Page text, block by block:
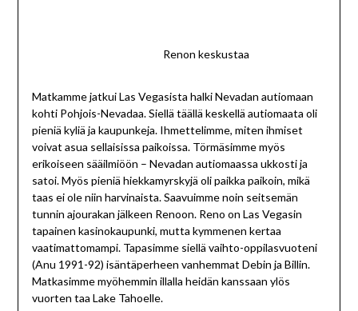
Renon keskustaa
Matkamme jatkui Las Vegasista halki Nevadan autiomaan
kohti Pohjois-Nevadaa. Siellä täällä keskellä autiomaata oli
pieniä kyliä ja kaupunkeja. Ihmettelimme, miten ihmiset
voivat asua sellaisissa paikoissa. Törmäsimme myös
erikoiseen sääilmiöön – Nevadan autiomaassa ukkosti ja
satoi. Myös pieniä hiekkamyrskyjä oli paikka paikoin, mikä
taas ei ole niin harvinaista. Saavuimme noin seitsemän
tunnin ajourakan jälkeen Renoon. Reno on Las Vegasin
tapainen kasinokaupunki, mutta kymmenen kertaa
vaatimattomampi. Tapasimme siellä vaihto-oppilasvuoteni
(Anu 1991-92) isäntäperheen vanhemmat Debin ja Billin.
Matkasimme myöhemmin illalla heidän kanssaan ylös
vuorten taa Lake Tahoelle.